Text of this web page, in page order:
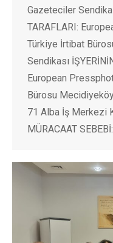
Gazeteciler
TARAFLARI:
Türkiye İrtibat
Sendikası
European
Bürosu
71 Alba İş Merkezi
MÜRACAAT